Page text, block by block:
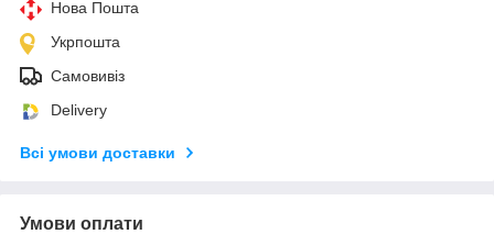
Нова Пошта
Укрпошта
Самовивіз
Delivery
Всі умови доставки
Умови оплати